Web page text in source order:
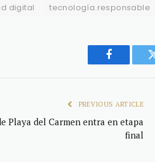
digital tecnología responsable
Facebook
PREVIOUS ARTICLE
Playa del Carmen entra en etapa
final